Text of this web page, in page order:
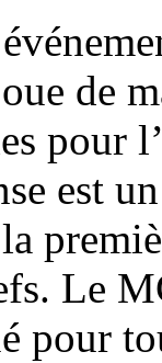
de
pour
est
Le
pour